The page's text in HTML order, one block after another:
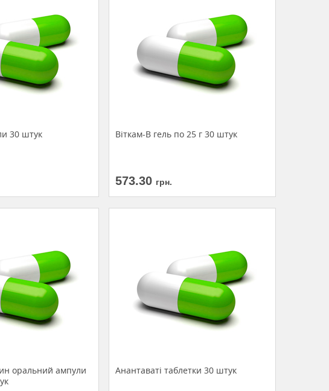
30 штук Віткам-В гель по 25 г 30 штук
573.30 грн.
оральний ампули
Анантаваті таблетки 30 штук